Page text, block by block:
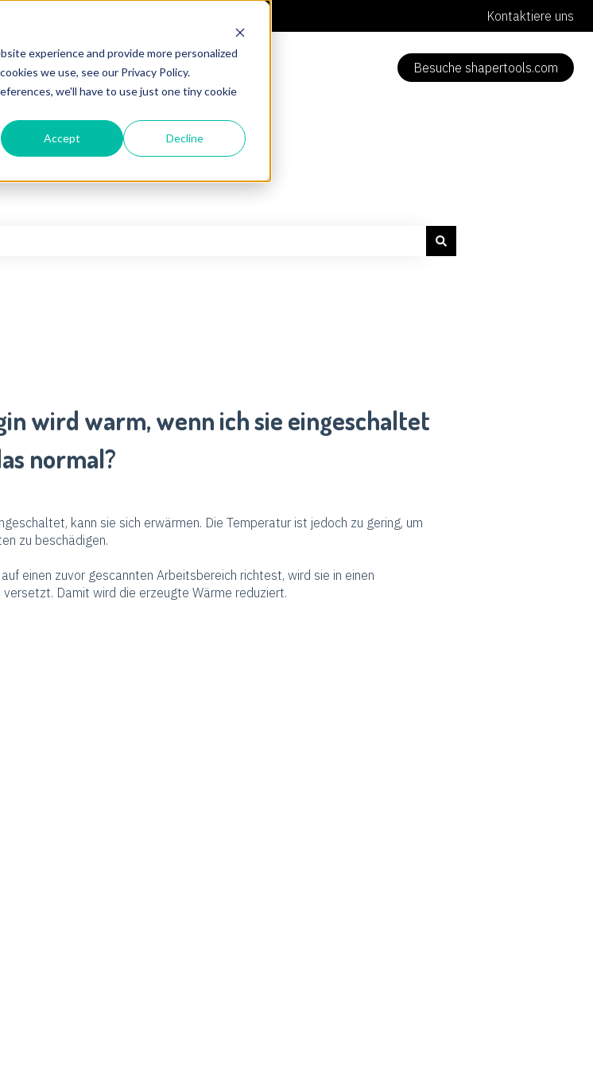
experience and provide more personalized
we use, see our Privacy Policy.
we'll have to use just one tiny cookie
Accept Decline
Kontaktiere uns
Besuche shapertools.com
wird warm, wenn ich sie eingeschaltet
normal?
kann sie sich erwärmen. Die Temperatur ist jedoch zu gering, um
zu beschädigen.
einen zuvor gescannten Arbeitsbereich richtest, wird sie in einen
versetzt. Damit wird die erzeugte Wärme reduziert.